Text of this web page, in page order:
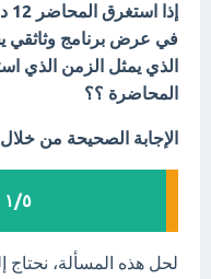
في عرض برنامج وثاثقي
الذي يمثل الزمن الذي
المحاضرة ؟؟
الإجابة الصحيحة من
١/٥ زمن المحاضرة.
لحل هذه المسألة،